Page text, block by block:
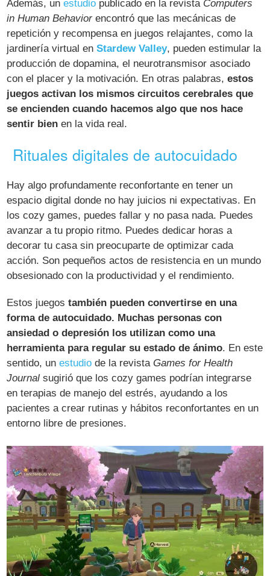
Además, unestudio publicado en la revista Computers
in Human Behaviorencontró que las mecánicas de
repetición y recompensa en juegos relajantes, como la
jardinería virtual enStardew Valley, pueden estimular la
producción de dopamina, el neurotransmisor asociado
con el placer y la motivación. En otras palabras, estos
juegos activan los mismos circuitos cerebrales que
se encienden cuando hacemos algo que nos hace
sentir bien en la vida real.
Rituales digitales de autocuidado
Hay algo profundamente reconfortante en tener un
espacio digital donde no hay juicios ni expectativas. En
los cozy games, puedes fallar y no pasa nada. Puedes
avanzar a tu propio ritmo. Puedes dedicar horas a
decorar tu casa sin preocuparte de optimizar cada
acción. Son pequeños actos de resistencia en un mundo
obsesionado con la productividad y el rendimiento.
Estos juegostambién pueden convertirse en una
forma de autocuidado. Muchas personas con
ansiedad o depresión los utilizan como una
herramienta para regular su estado de ánimo. En este
sentido, unestudio de la revistaGames for Health
Journal sugirió que los cozy games podrían integrarse
en terapias de manejo del estrés, ayudando a los
pacientes a crear rutinas y hábitos reconfortantes en un
entorno libre de presiones.